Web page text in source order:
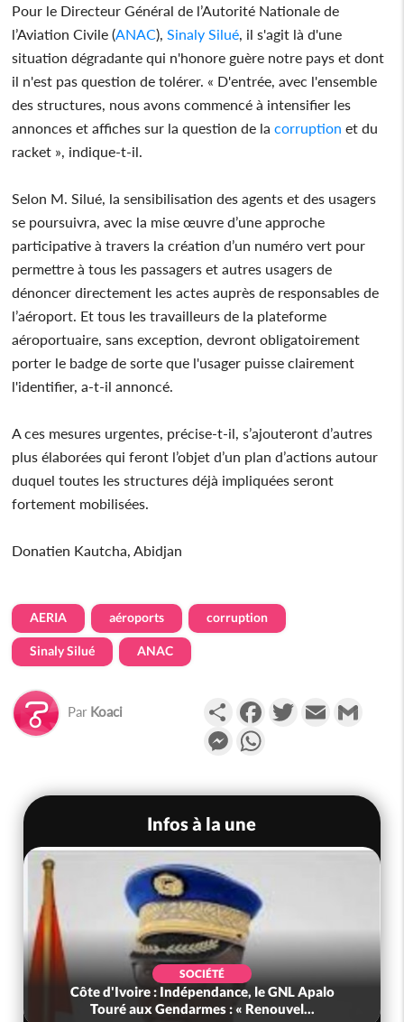
Pour le Directeur Général de l’Autorité Nationale de
l’Aviation Civile (ANAC), Sinaly Silué , il s'agit là d'une
situation dégradante qui n'honore guère notre pays et dont
il n'est pas question de tolérer. « D'entrée, avec l'ensemble
des structures, nous avons commencé à intensifier les
annonces et affiches sur la question de lacorruption et du
racket », indique-t-il.
Selon M. Silué, la sensibilisation des agents et des usagers
se poursuivra, avec la mise œuvre d’une approche
participative à travers la création d’un numéro vert pour
permettre à tous les passagers et autres usagers de
dénoncer directement les actes auprès de responsables de
l’aéroport. Et tous les travailleurs de la plateforme
aéroportuaire, sans exception, devront obligatoirement
porter le badge de sorte que l'usager puisse clairement
l'identifier, a-t-il annoncé.
A ces mesures urgentes, précise-t-il, s’ajouteront d’autres
plus élaborées qui feront l’objet d’un plan d’actions autour
duquel toutes les structures déjà impliquées seront
fortement mobilisées.
Donatien Kautcha, Abidjan
AERIA aéroports corruption
Sinaly Silué ANAC
Par Koaci PartagerFacebookTwitterEmail
Messenger
Infos à la une
SOCIÉTÉ
Côte d'Ivoire : Indépendance, le GNL Apalo
Touré aux Gendarmes : « Renouvel...